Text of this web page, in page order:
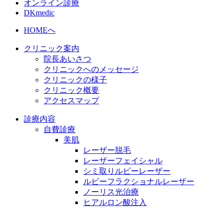
オンライン診療
DKmedic
HOMEへ
クリニック案内
院長あいさつ
クリニックへのメッセージ
クリニックの様子
クリニック概要
アクセスマップ
診療内容
自費診療
美肌
レーザー脱毛
レーザーフェイシャル
シミ取りルビーレーザー
ルビーフラクショナルレーザー
ノーリス光治療
ヒアルロン酸注入